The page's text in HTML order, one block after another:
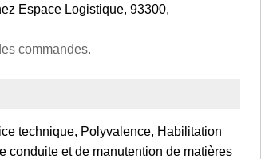
Espace Logistique, 93300,
commandes.
technique, Polyvalence, Habilitation
conduite et de manutention de matières